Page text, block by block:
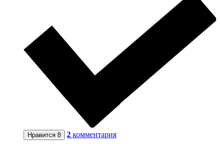
Нравится 8 2 комментария